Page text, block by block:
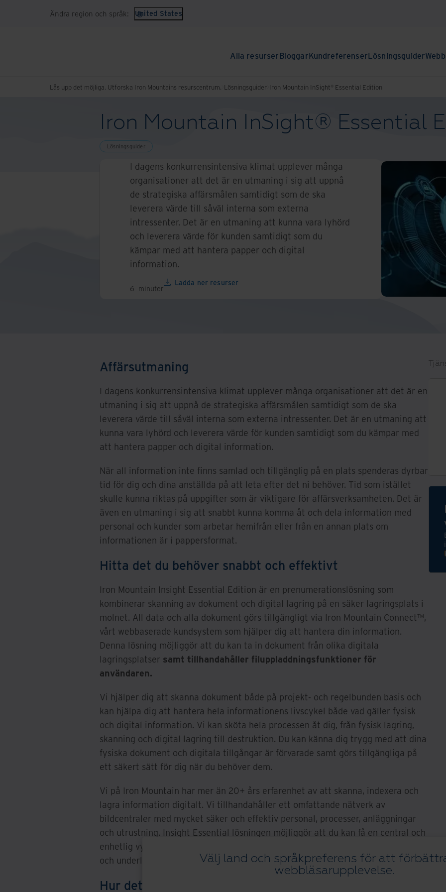
Ändra region och språk: United States
Alla resurserBloggarKundreferenserLösningsguider
Välj land och språkpreferens för att
webbläsarupplevelse.
Lås upp det möjliga. Utforska Iron Mountains resurscentrum. Lösningsguider Iron Mountain InSight® Essential Edition
Iron Mountain InSight® Essential
Lösningsguider
I dagens konkurrensintensiva klimat upplever många
organisationer att det är en utmaning i sig att uppnå
de strategiska affärsmålen samtidigt som de ska
leverera värde till såväl interna som externa
intressenter. Det är en utmaning att kunna vara lyhörd
och leverera värde för kunden samtidigt som du
kämpar med att hantera papper och digital
information.
6 minuter
Ladda ner resurser
Affärsutmaning
I dagens konkurrensintensiva klimat upplever många organisationer att det är en
utmaning i sig att uppnå de strategiska affärsmålen samtidigt som de ska
leverera värde till såväl interna som externa intressenter. Det är en utmaning att
kunna vara lyhörd och leverera värde för kunden samtidigt som du kämpar med
att hantera papper och digital information.
När all information inte finns samlad och tillgänglig på en plats spenderas dyrbar
tid för dig och dina anställda på att leta efter det ni behöver. Tid som istället
skulle kunna riktas på uppgifter som är viktigare för affärsverksamheten. Det är
även en utmaning i sig att snabbt kunna komma åt och dela information med
personal och kunder som arbetar hemifrån eller från en annan plats om
informationen är i pappersformat.
Hitta det du behöver snabbt och effektivt
Iron Mountain Insight Essential Edition är en prenumerationslösning som
kombinerar skanning av dokument och digital lagring på en säker lagringsplats i
molnet. All data och alla dokument görs tillgängligt via Iron Mountain Connect™,
vårt webbaserade kundsystem som hjälper dig att hantera din information.
Denna lösning möjliggör att du kan ta in dokument från olika digitala
lagringsplatser samt tillhandahåller filuppladdningsfunktioner för
användaren.
Vi hjälper dig att skanna dokument både på projekt- och regelbunden basis och
kan hjälpa dig att hantera hela informationens livscykel både vad gäller fysisk
och digital information. Vi kan sköta hela processen åt dig, från fysisk lagring,
skanning och digital lagring till destruktion. Du kan känna dig trygg med att dina
fysiska dokument och digitala tillgångar är förvarade samt görs tillgängliga på
ett säkert sätt för dig när du behöver dem.
Vi på Iron Mountain har mer än 20+ års erfarenhet av att skanna, indexera och
lagra information digitalt. Vi tillhandahåller ett omfattande nätverk av
bildcentraler med mycket säker och effektiv personal, processer, anläggningar
och utrustning. Insight Essential lösningen möjliggör att du kan få en central och
enhetlig vy av din information samtidigt som du kan frigöra värdefull kontorsyta
och underlätta hanteringen av din information och dess användning.
Hur det fungerar